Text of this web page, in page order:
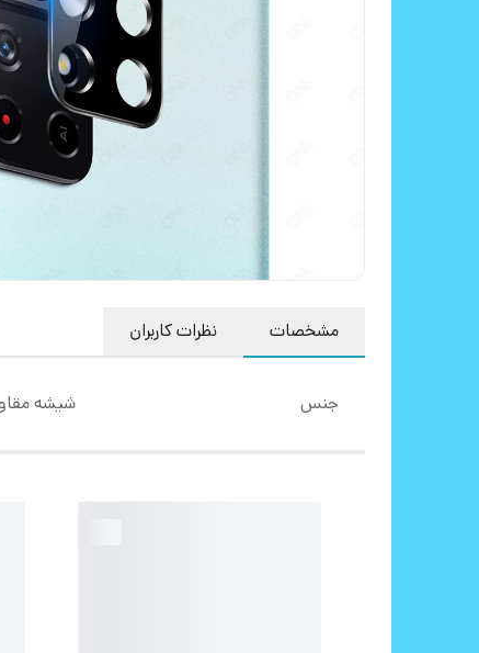
مشخصات نظرات کاربران
جنس شیشه